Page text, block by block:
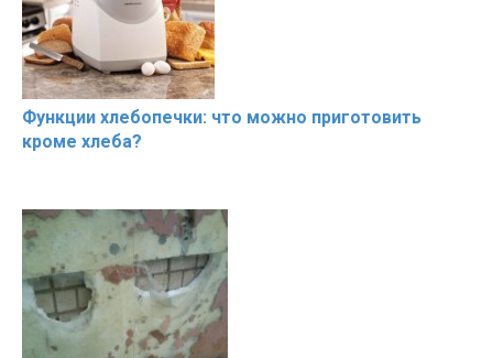
Функции хлебопечки: что можно приготовить
кроме хлеба?